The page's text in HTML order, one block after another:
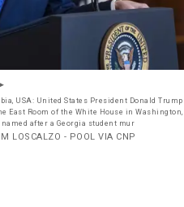
USA: United States President Donald Trump
East Room of the White House in Washington,
named after a Georgia student mur
LOSCALZO - POOL VIA CNP